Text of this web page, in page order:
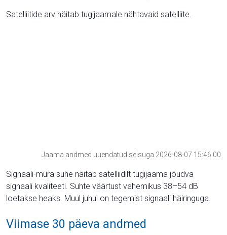
Satelliitide arv näitab tugijaamale nähtavaid satelliite.
Jaama andmed uuendatud seisuga 2026-08-07 15:46:00
Signaali-müra suhe näitab satelliidilt tugijaama jõudva
signaali kvaliteeti. Suhte väärtust vahemikus 38–54 dB
loetakse heaks. Muul juhul on tegemist signaali häiringuga.
Viimase 30 päeva andmed